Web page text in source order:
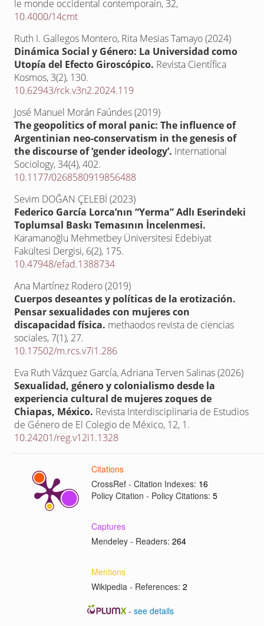
le monde occidental contemporain, 32,
10.4000/14cmt
Ruth I. Gallegos Montero, Rita Mesias Tamayo (2024)
Dinámica Social y Género: La Universidad como
Utopía del Efecto Giroscópico. Revista Científica
Kosmos, 3(2), 130.
10.62943/rck.v3n2.2024.119
José Manuel Morán Faúndes (2019)
The geopolitics of moral panic: The influence of
Argentinian neo-conservatism in the genesis of
the discourse of ‘gender ideology’. International
Sociology, 34(4),402.
10.1177/0268580919856488
Sevim DOĞAN ÇELEBİ (2023)
Federico García Lorca’nın “Yerma” Adlı Eserindeki
Toplumsal Baskı Temasının İncelenmesi.
Karamanoğlu Mehmetbey Üniversitesi Edebiyat
Fakültesi Dergisi, 6(2), 175.
10.47948/efad.1388734
Ana Martínez Rodero (2019)
Cuerpos deseantes y políticas de la erotización.
Pensar sexualidades con mujeres con
discapacidad física. methaodos revista de ciencias
sociales, 7(1), 27.
10.17502/m.rcs.v7i1.286
Eva Ruth Vázquez García, Adriana Terven Salinas (2026)
Sexualidad, género y colonialismo desde la
experiencia cultural de mujeres zoques de
Chiapas, México. Revista Interdisciplinaria de Estudios
de Género de El Colegio de México, 12, 1.
10.24201/reg.v12i1.1328
Citations
CrossRef - Citation Indexes: 16
Policy Citation - Policy Citations:5
Captures
Mendeley - Readers:264
Mentions
Wikipedia - References:2
-see details